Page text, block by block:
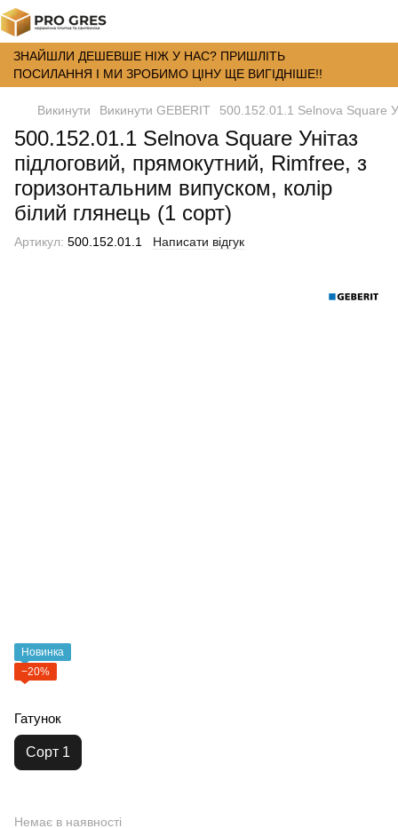
ЗНАЙШЛИ ДЕШЕВШЕ НІЖ У НАС? ПРИШЛІТЬ
ПОСИЛАННЯ І МИ ЗРОБИМО ЦІНУ ЩЕ ВИГІДНІШЕ!!
Викинути Викинути GEBERIT 500.152.01.1 Selnova Square
500.152.01.1 Selnova Square Унітаз
підлоговий, прямокутний, Rimfree, з
горизонтальним випуском, колір
білий глянець (1 сорт)
Артикул: 500.152.01.1 Написати відгук
Новинка
−20%
Гатунок
Сорт 1
Немає в наявності